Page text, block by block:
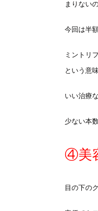
まりない
今回は半
ミントリ
という意
いい治療
少ない本
④美
目の下の